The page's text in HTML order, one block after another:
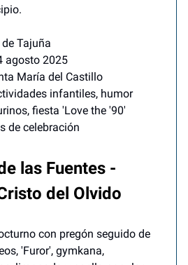
Tajuña
agosto 2025
María del Castillo
infantiles, humor
fiesta 'Love the '90'
de celebración
las Fuentes -
del Olvido
con pregón seguido de
'Furor', gymkana,